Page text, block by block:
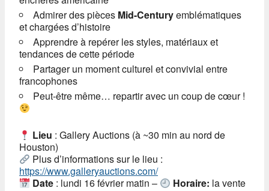
Admirer des pièces Mid-Centuryemblématiques
et chargées d’histoire
Apprendre à repérer les styles, matériaux et
tendances de cette période
Partager un moment culturel et convivial entre
francophones
Peut-être même… repartir avec un coup de cœur !
Lieu : Gallery Auctions (à ~30 min au nord de
Houston)
Plus d’informations sur le lieu :
https://www.galleryauctions.com/
Date : lundi 16 février matin – Horaire: la vente